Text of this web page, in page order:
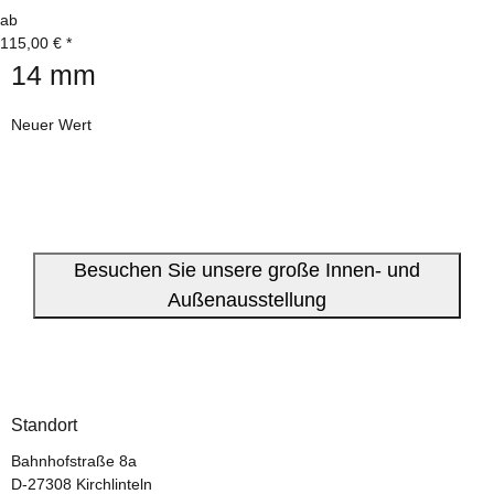
ab
115,00 € *
14 mm
Neuer Wert
Besuchen Sie unsere große Innen- und
Außenausstellung
Standort
Bahnhofstraße 8a
D-27308 Kirchlinteln